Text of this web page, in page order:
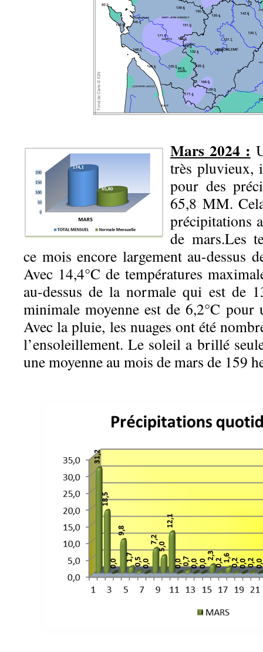
Mars 2024 :
très pluvieux,
pour des
65,8 MM.
précipitations
de mars.Les
ce mois encore largement au-dessus
Avec 14,4°C de températures
au-dessus de la normale qui est de
minimale moyenne est de 6,2°C pour
Avec la pluie, les nuages ont été
l’ensoleillement. Le soleil a brillé
une moyenne au mois de mars de 159